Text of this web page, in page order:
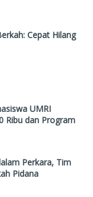
Cepat Hilang
UMRI
Ribu dan Program
Perkara, Tim
Pidana